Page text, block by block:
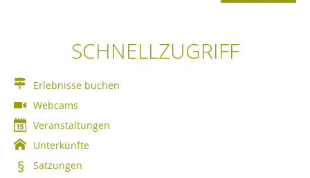
SCHNELLZUGRIFF
Erlebnisse buchen
Webcams
Veranstaltungen
Unterkünfte
Satzungen